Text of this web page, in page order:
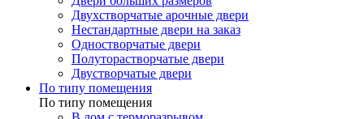
Двухстворчатые арочные двери
Нестандартные двери на заказ
Одностворчатые двери
Полуторастворчатые двери
Двустворчатые двери
По типу помещения
По типу помещения